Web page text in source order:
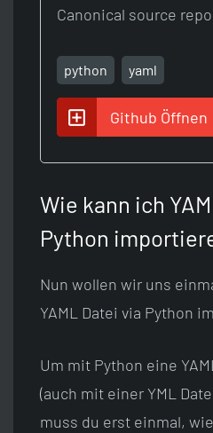
Canonical source
python yaml
Github Öffnen
Wie kann ich
Python
Nun wollen wir uns
YAML Datei via Python
Um mit Python eine
(auch mit einer YML
muss du erst einmal,